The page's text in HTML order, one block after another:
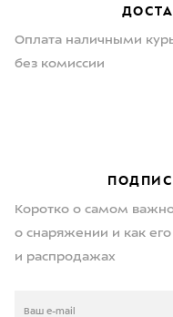
Оплата наличными
без комиссии
Коротко о самом
о снаряжении и как
и распродажах